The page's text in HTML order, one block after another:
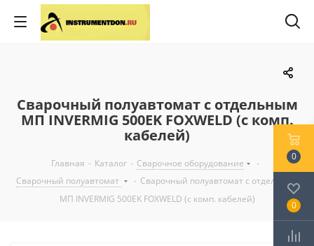
Сварочный полуавтомат с отдельным
МП INVERMIG 500EK FOXWELD (с комп.
кабелей)
Главная - Каталог - Сварочное оборудование
-
Сварочный полуавтомат
- Сварочный полуавтомат с отдельным
МП INVERMIG 500EK FOXWELD (с комп. кабелей)
0
0